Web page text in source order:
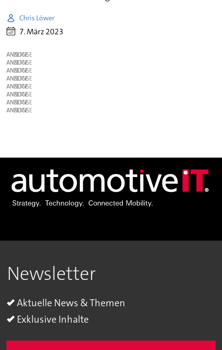
Chris Löwer
7. März 2023
ANZEIGE
ANZEIGE
ANZEIGE
ANZEIGE
ANZEIGE
ANZEIGE
ANZEIGE
ANZEIGE
Newsletter
Aktuelle News & Themen
Exklusive Inhalte